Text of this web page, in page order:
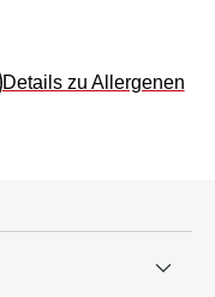
Details zu Allergenen